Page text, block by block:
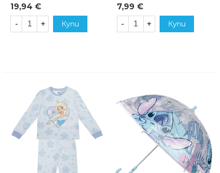
19,94 €
- + Купи
7,99 €
- + Купи